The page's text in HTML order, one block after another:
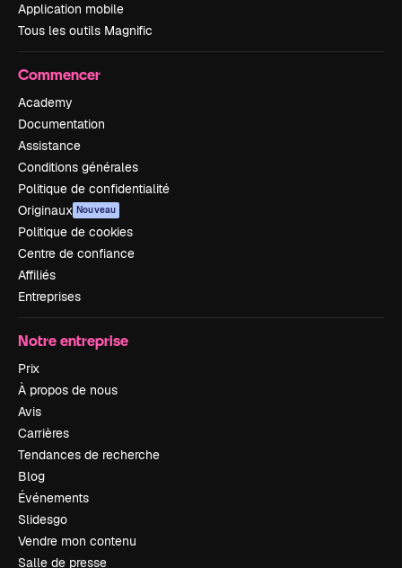
Application mobile
Tous les outils Magnific
Commencer
Academy
Documentation
Assistance
Conditions générales
Politique de confidentialité
Originaux Nouveau
Politique de cookies
Centre de confiance
Affiliés
Entreprises
Notre entreprise
Prix
À propos de nous
Avis
Carrières
Tendances de recherche
Blog
Événements
Slidesgo
Vendre mon contenu
Salle de presse